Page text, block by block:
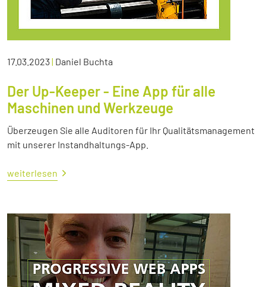
17.03.2023| Daniel Buchta
Der Up-Keeper - Eine App für alle
Maschinen und Werkzeuge
Überzeugen Sie alle Auditoren für Ihr Qualitätsmanagement
mit unserer Instandhaltungs-App.
weiterlesen